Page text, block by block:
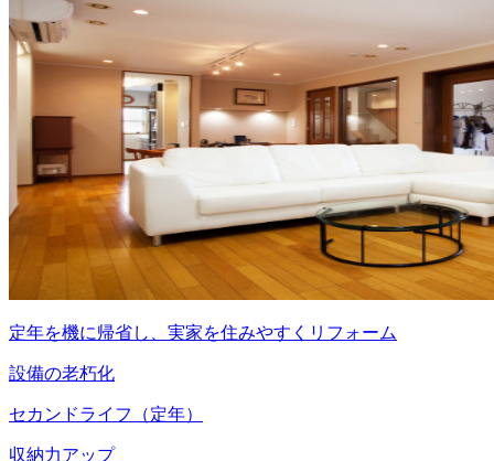
定年を機に帰省し、実家を住みやすくリフォーム
設備の老朽化
セカンドライフ（定年）
収納力アップ